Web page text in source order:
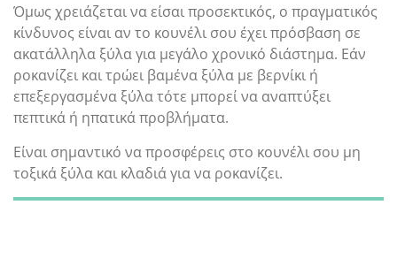
Όμως χρειάζεται να είσαι προσεκτικός, ο πραγματικός
κίνδυνος είναι αν το κουνέλι σου έχει πρόσβαση σε
ακατάλληλα ξύλα για μεγάλο χρονικό διάστημα. Εάν
ροκανίζει και τρώει βαμένα ξύλα με βερνίκι ή
επεξεργασμένα ξύλα τότε μπορεί να αναπτύξει
πεπτικά ή ηπατικά προβλήματα.
Είναι σημαντικό να προσφέρεις στο κουνέλι σου μη
τοξικά ξύλα και κλαδιά για να ροκανίζει.